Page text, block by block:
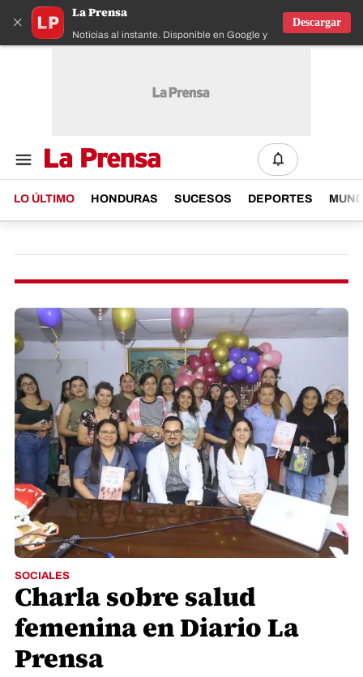
×
La Prensa
Noticias al instante. Disponible en Google y IOS
Descargar
LO ÚLTIMO HONDURAS SUCESOS DEPORTES
SOCIALES
Charla sobre salud
femenina en Diario La
Prensa